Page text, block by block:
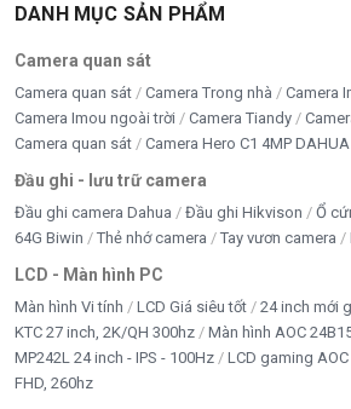
DANH MỤC SẢN PHẨM
Camera quan sát
Camera quan sát Camera Trong nhà Camera
Camera Imou ngoài trời
Camera Tiandy
Camera quan sát
Camera Hero C1 4MP DAHUA
Đầu ghi - lưu trữ camera
Đầu ghi camera Dahua Đầu ghi Hikvison Ổ
64G Biwin
Thẻ nhớ camera Tay vươn camera
LCD - Màn hình PC
Màn hình Vi tính LCD Giá siêu tốt 24 inch mới
KTC 27 inch, 2K/QH 300hz
Màn hình AOC
MP242L 24 inch - IPS - 100Hz
LCD gaming AOC
FHD, 260hz